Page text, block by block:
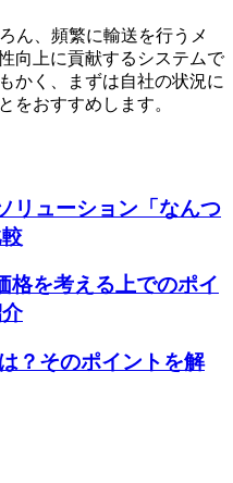
ん、頻繁に輸送を行うメ
向上に貢献するシステムで
かく、まずは自社の状況に
をおすすめします。
リューション「なんつ
格を考える上でのポイ
？そのポイントを解